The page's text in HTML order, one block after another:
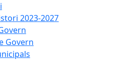
2023-2027
Govern